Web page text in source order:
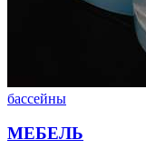
бассейны
МЕБЕЛЬ